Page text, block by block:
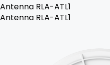
Antenna RLA-ATL1
Antenna RLA-ATL1